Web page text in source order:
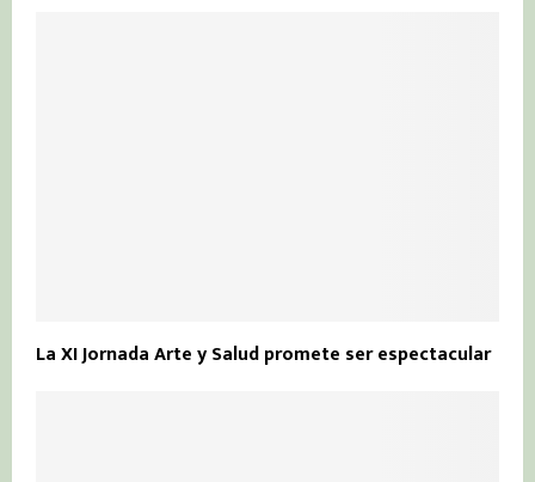
La XI Jornada Arte y Salud promete ser espectacular